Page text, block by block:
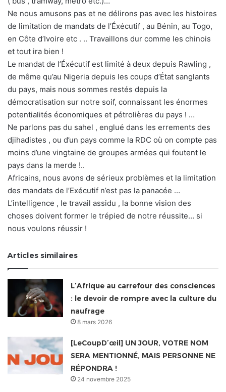
Ne nous amusons pas et ne délirons pas avec les histoires
de limitation de mandats de l’Éxécutif , au Bénin, au Togo,
en Côte d’Ivoire etc . .. Travaillons dur comme les chinois
et tout ira bien !
Le mandat de l’Éxécutif est limité à deux depuis Rawling ,
de même qu’au Nigeria depuis les coups d’État sanglants
du pays, mais nous sommes restés depuis la
démocratisation sur notre soif, connaissant les énormes
potentialités économiques et pétrolières du pays ! …
Ne parlons pas du sahel , englué dans les errements des
djihadistes , ou d’un pays comme la RDC où on compte pas
moins d’une vingtaine de groupes armées qui foutent le
pays dans la merde !..
Africains, nous avons de sérieux problèmes et la limitation
des mandats de l’Exécutif n’est pas la panacée …
L’intelligence , le travail assidu , la bonne vision des
choses doivent former le trépied de notre réussite… si
nous voulons réussir !
Articles similaires
L’Afrique au carrefour des consciences
: le devoir de rompre avec la culture du
naufrage
8 mars 2026
[LeCoupD’œil] UN JOUR, VOTRE NOM
SERA MENTIONNÉ, MAIS PERSONNE NE
RÉPONDRA !
24 novembre 2025